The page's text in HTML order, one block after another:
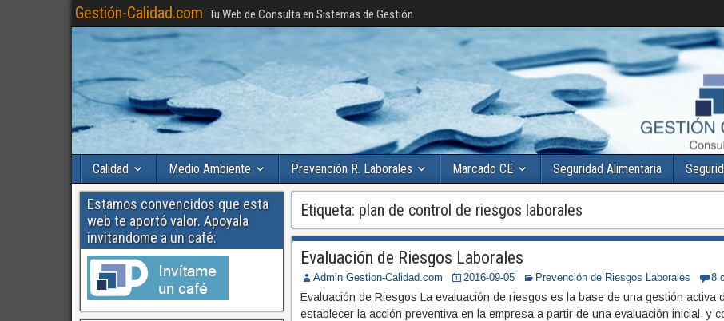
Gestión-Calidad.com Tu Web de Consulta en Sistemas de Gestión
Calidad Medio Ambiente Prevención R. Laborales Marcado CE Seguridad Alimentaria
Etiqueta: plan de control de riesgos laborales
Evaluación de Riesgos Laborales
Admin Gestion-Calidad.com 2016-09-05 Prevención de Riesgos Laborales 8
Evaluación de Riesgos La evaluación de riesgos es la base de una gestión
establecer la acción preventiva en la empresa a partir de una evaluación inicial, y
Estamos convencidos que esta
web te aportó valor. Apoyala
invitandome a un café: